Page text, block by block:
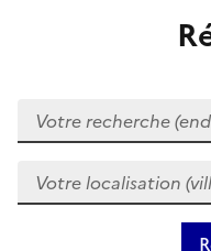
Votre recherche
Votre localisation